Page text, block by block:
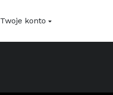
Twoje konto